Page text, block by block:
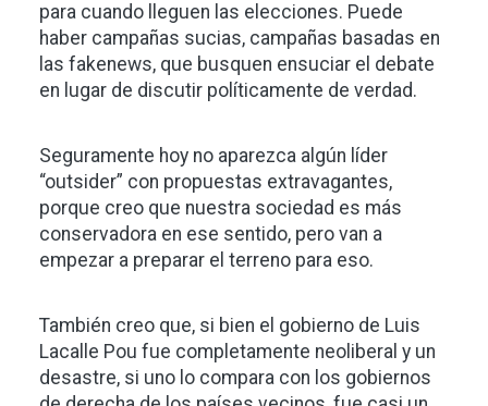
para cuando lleguen las elecciones. Puede
haber campañas sucias, campañas basadas en
las fakenews, que busquen ensuciar el debate
en lugar de discutir políticamente de verdad.
Seguramente hoy no aparezca algún líder
“outsider” con propuestas extravagantes,
porque creo que nuestra sociedad es más
conservadora en ese sentido, pero van a
empezar a preparar el terreno para eso.
También creo que, si bien el gobierno de Luis
Lacalle Pou fue completamente neoliberal y un
desastre, si uno lo compara con los gobiernos